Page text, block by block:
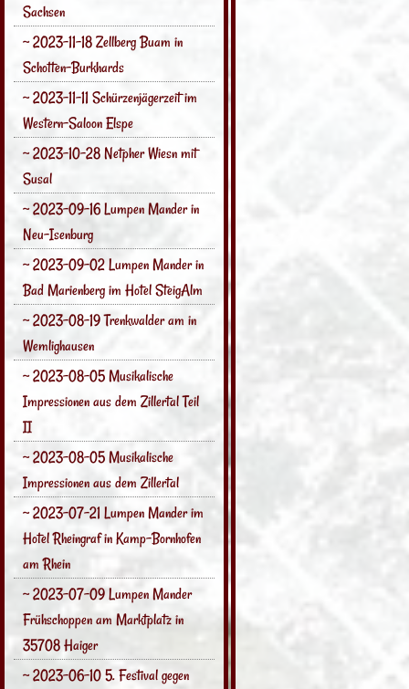
Sachsen
~ 2023-11-18 Zellberg Buam in
Schotten-Burkhards
~ 2023-11-11 Schürzenjägerzeit im
Western-Saloon Elspe
~ 2023-10-28 Netpher Wiesn mit
Susal
~ 2023-09-16 Lumpen Mander in
Neu-Isenburg
~ 2023-09-02 Lumpen Mander in
Bad Marienberg im Hotel SteigAlm
~ 2023-08-19 Trenkwalder am in
Wemlighausen
~ 2023-08-05 Musikalische
Impressionen aus dem Zillertal Teil
II
~ 2023-08-05 Musikalische
Impressionen aus dem Zillertal
~ 2023-07-21 Lumpen Mander im
Hotel Rheingraf in Kamp-Bornhofen
am Rhein
~ 2023-07-09 Lumpen Mander
Frühschoppen am Marktplatz in
35708 Haiger
~ 2023-06-10 5. Festival gegen